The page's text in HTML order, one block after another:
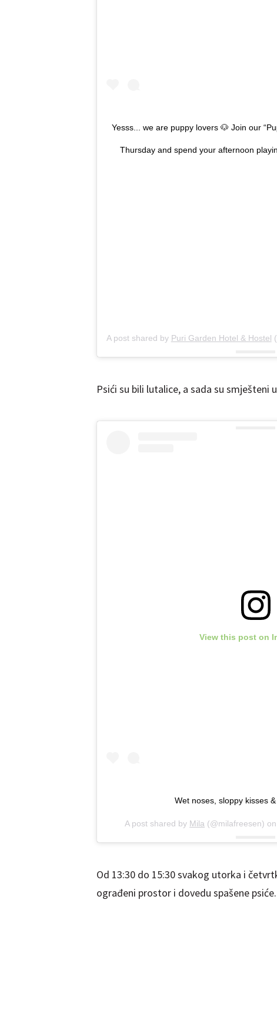
Yesss... we are puppy lovers 🐶 Join our
Thursday and spend your afternoon
A post shared by Puri Garden Hotel & Hostel
Psići su bili lutalice, a sada su smješteni
View this post on
Wet noses, sloppy kisses
A post shared by Mila (@milafreesen)
Od 13:30 do 15:30 svakog utorka i
ograđeni prostor i dovedu spašene psiće.